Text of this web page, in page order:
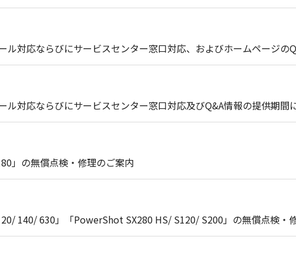
ル対応ならびにサービスセンター窓口対応、およびホームページの
ル対応ならびにサービスセンター窓口対応及びQ&A情報の提供期間
」の無償点検・修理のご案内
140/ 630」「PowerShot SX280 HS/ S120/ S200」の無償点検・